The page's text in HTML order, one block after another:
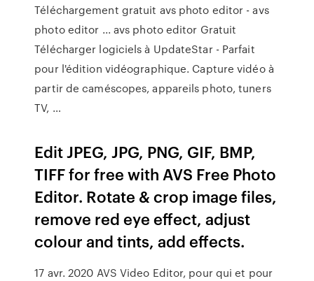
Téléchargement gratuit avs photo editor - avs
photo editor ... avs photo editor Gratuit
Télécharger logiciels à UpdateStar - Parfait
pour l'édition vidéographique. Capture vidéo à
partir de caméscopes, appareils photo, tuners
TV, …
Edit JPEG, JPG, PNG, GIF, BMP,
TIFF for free with AVS Free Photo
Editor. Rotate & crop image files,
remove red eye effect, adjust
colour and tints, add effects.
17 avr. 2020 AVS Video Editor, pour qui et pour